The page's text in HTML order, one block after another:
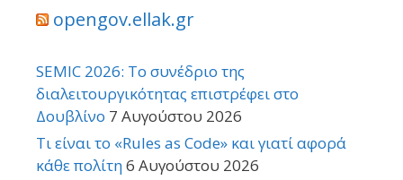
opengov.ellak.gr
SEMIC 2026: Το συνέδριο της
διαλειτουργικότητας επιστρέφει στο
Δουβλίνο 7 Αυγούστου 2026
Τι είναι το «Rules as Code» και γιατί αφορά
κάθε πολίτη6 Αυγούστου 2026